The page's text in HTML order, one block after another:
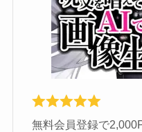
無料会員登録で